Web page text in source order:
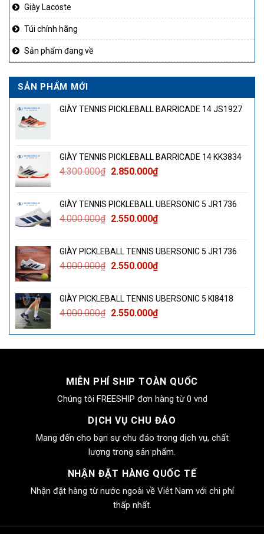
Giày Lacoste
Túi chính hãng
Sản phẩm đang về
SẢN PHẨM MỚI
GIÀY TENNIS PICKLEBALL BARRICADE 14 JS1927
GIÀY TENNIS PICKLEBALL BARRICADE 14 KK3834
4.300.000₫ Giá
4.300.000₫.
2.850.000₫Giá
là:
2.850.000₫.
GIÀY TENNIS PICKLEBALL UBERSONIC 5 JR1736
4.000.000₫ Giá
4.000.000₫.
2.550.000₫Giá
là:
2.550.000₫.
GIÀY PICKLEBALL TENNIS UBERSONIC 5 JR1736
4.000.000₫ Giá
4.000.000₫.
2.550.000₫Giá
là:
2.550.000₫.
GIÀY PICKLEBALL TENNIS UBERSONIC 5 KI8418
4.000.000₫ Giá
là:
4.000.000₫.
2.550.000₫Giá
tại
là:
MIỄN PHÍ SHIP TOÀN QUỐC
Chúng tôi FREESHIP đơn hàng từ 0 vnd
DỊCH VỤ CHU ĐÁO
Mang đến cho bạn sự chu đáo trong dịch vụ, chất
lượng trong sản phẩm.
NHẬN ĐẶT HÀNG QUỐC TẾ
Nhận đặt hàng từ nước ngoài về Viêt Nam với chi phí
thấp nhất.